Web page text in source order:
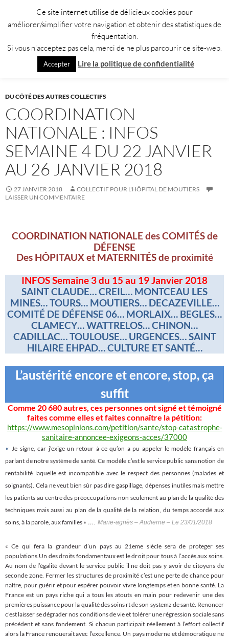
contenu
Collectif pour l'Hôpital de Moûtiers
Recherche
DU CÔTÉ DES AUTRES COLLECTIFS
COORDINATION
NATIONALE : INFOS
SEMAINE 4 DU 22 JANVIER
AU 26 JANVIER 2018
27 JANVIER 2018
COLLECTIF POUR L'HÔPITAL DE MOUTIERS
LAISSER UN COMMENTAIRE
COORDINATION NATIONALE des COMITÉS de
DÉFENSE
Des HÔPITAUX et MATERNITÉS de proximité
INFOS Semaine 3 du 15 au 19 Janvier 2018
SAINT CLAUDE… CREIL… MONTCEAU LES
MINES… TOURS… MOUTIERS… DECAZEVILLE…
COMITÉ DE DÉFENSE 06… MORLAIX… BEGLES…
CLAMECY… WATTRELOS… CHINON…
CADILLAC… TOULOUSE… URGENCES… SAINT
HILAIRE EHPAD… CULTURE ET SANTÉ…
L’austérité encore et encore, stop, ça
suffit
Comme 20 680 autres, ces personnes ont signé et témoigné
faites comme elles et faites connaître la pétition:
https://www.mesopinions.com/petition/sante/stop-catastrophe-
sanitaire-annoncee-exigeons-acces/37000
«Je signe, car j’exige un retour à ce qu’on a pu appeler le modèle français en
parlant de notre système de santé. Ce modèle c’est le service public sans notion de
rentabilité laquelle est incompatible avec le respect des personnes (malades et
soignants). Cela ne veut bien sûr pas dire gaspillage, dépenses inutiles mais mettre
les patients au centre des préoccupations non seulement au plan de la qualité des
techniques mais aussi au plan de la qualité de la relation, du temps accordé aux
soins, à la parole, aux familles » …. Marie-agnès – Audierne – Le 23/01/2018
« Ce qui fera la grandeur d’un pays au 21eme siècle sera de proteger ses
populations.Un des droits fondamentaux est le droit pour tous à l’accès aux soins.
Au nom de l’égalité devant le service public il ne doit pas y avoir de citoyens de
seconde zone. Fermer les structures de proximité c’est une perte de chance pour
naître, pour guérir et pour espérer pouvoir vivre longtemps et en bonne santé. La
France est un pays riche qui a tous les atouts en main pour redevenir une des
premières puissance pour la qualité des soins rt de son systemz de santé. Renoncer
c’est laisser se dégrader nos conditions de vie et tolérer une régression sociale sans
précédent et sans fondement. Si chacun participait réellement à l’effort collectif
alors la France renouerait avec l’excellence. Un pays moderne et démocratique ne
Ce site internet utilise de délicieux cookies pour
améliorer/simplifier votre navigation et obtenir des statistiques de
fréquentation.
Si vous n'acceptez pas cela, merci de ne plus parcourir ce site-web.
Accepter Lire la politique de confidentialité